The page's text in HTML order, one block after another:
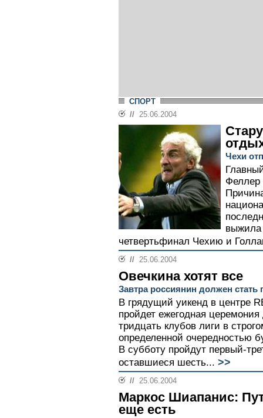
СПОРТ
// 25.06.2004
Чехи
Феллер
выжила
четвертьфинал Чехию и
// 25.06.2004
Овечкина хотят все
Завтра россиянин должен
В грядущий уикенд в центре
пройдет ежегодная
тридцать клубов лиги в
определенной очередностью
В субботу пройдут первый-
оставшиеся шесть... >>
// 25.06.2004
Маркос Шиапанис:
еще есть